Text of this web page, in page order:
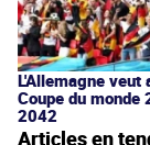
L'Allemagne
Coupe du monde
2042
Articles en